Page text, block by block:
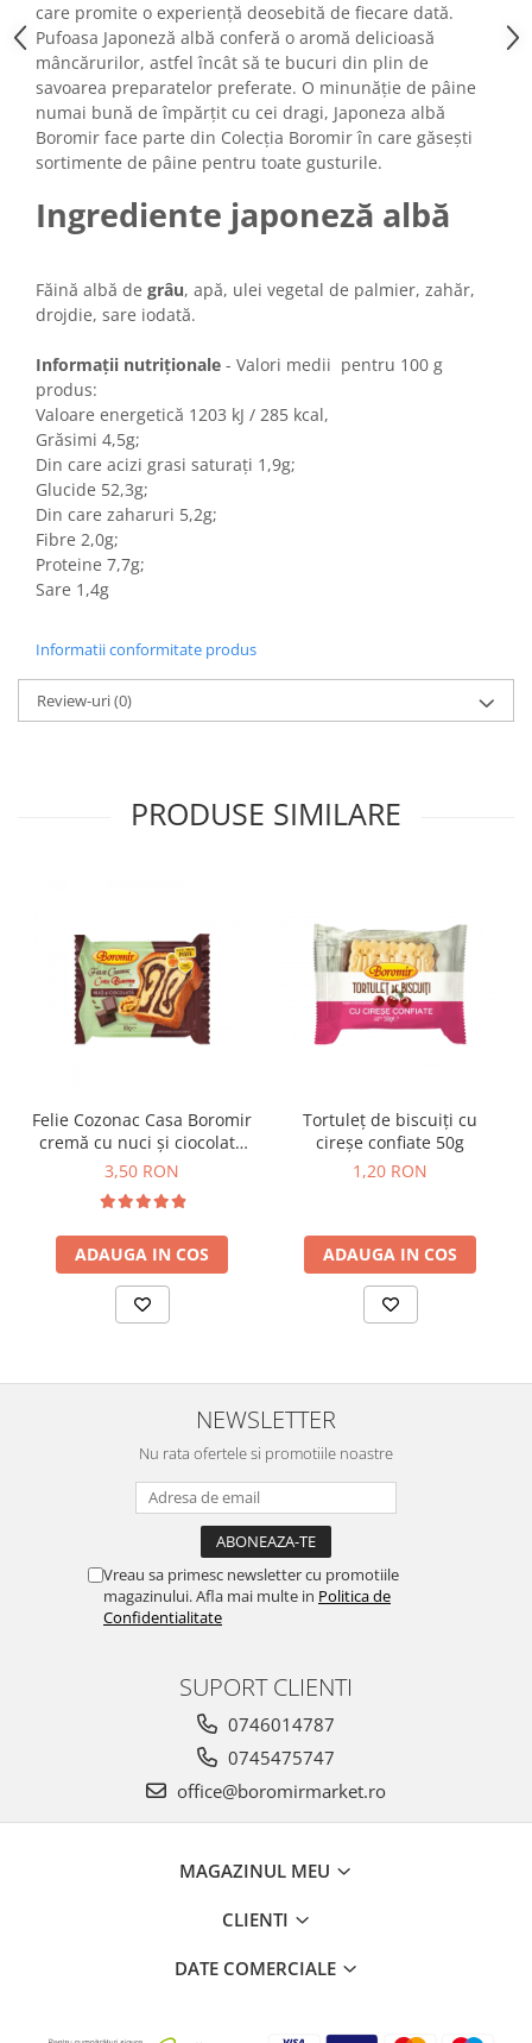
Turta dulce cu miere
Croissant
Croissant Duofino
Croissant cu maia
Cornulete
Cornulete fragede
Pasca Fresh
Cereale
Paine ambalata
Chifle
Colaci festivi
Snack-uri sărate
Covrigi cu ulei de masline
Covrigi de Buzau
Grisine
Produse de gătit
Faina
Arpacas si pesmet
Panificatie congelata
Cheesecake congelat
Horeca
Faina Profesionala
Fursecuri vrac
Cadouri
Pachete Cadou
Cozonac Wine Collection
Vinuri Casa Isarescu
Accesorii Boromir
Dulciurile Feleacul
care promite o experiență deosebită de fiecare dată.
Pufoasa Japoneză albă conferă o aromă delicioasă
mâncărurilor, astfel încât să te bucuri din plin de
savoarea preparatelor preferate. O minunăție de pâine
numai bună de împărțit cu cei dragi, Japoneza albă
Boromir face parte din Colecția Boromir în care găsești
sortimente de pâine pentru toate gusturile.
Ingrediente japoneză albă
Făină albă de grâu, apă, ulei vegetal de palmier, zahăr,
drojdie, sare iodată.
Informații nutriționale - Valori medii pentru 100 g
produs:
Valoare energetică 1203 kJ / 285 kcal,
Grăsimi 4,5g;
Din care acizi grasi saturați 1,9g;
Glucide 52,3g;
Din care zaharuri 5,2g;
Fibre 2,0g;
Proteine 7,7g;
Sare 1,4g
Informatii conformitate produs
Review-uri(0)
PRODUSE SIMILARE
Felie Cozonac Casa Boromir
cremă cu nuci și ciocolată
80g
3,50 RON
ADAUGA IN COS
Tortuleț de biscuiți cu
cireșe confiate 50g
1,20 RON
ADAUGA IN COS
NEWSLETTER
Nu rata ofertele si promotiile noastre
Vreau sa primesc newsletter cu promotiile
magazinului. Afla mai multe in Politica de
Confidentialitate
SUPORT CLIENTI
0746014787
0745475747
office@boromirmarket.ro
MAGAZINUL MEU
CLIENTI
DATE COMERCIALE